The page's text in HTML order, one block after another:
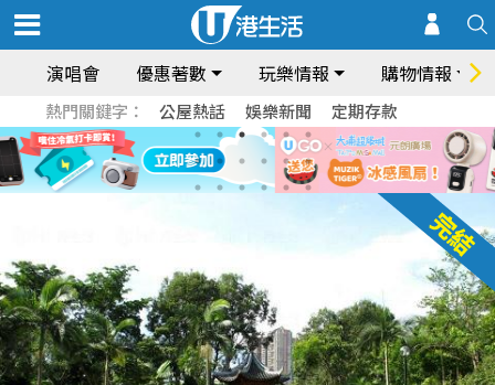
演唱會 優惠著數 玩樂情報 購物情報
熱門關鍵字： 公屋熱話 娛樂新聞 定期存款